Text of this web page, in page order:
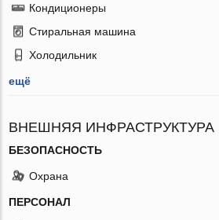
Кондиционеры
Стиральная машина
Холодильник
ещё
ВНЕШНЯЯ ИНФРАСТРУКТУРА
БЕЗОПАСНОСТЬ
Охрана
ПЕРСОНАЛ